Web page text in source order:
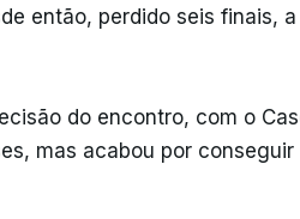
então, perdido seis finais,
do encontro, com o
mas acabou por conseguir